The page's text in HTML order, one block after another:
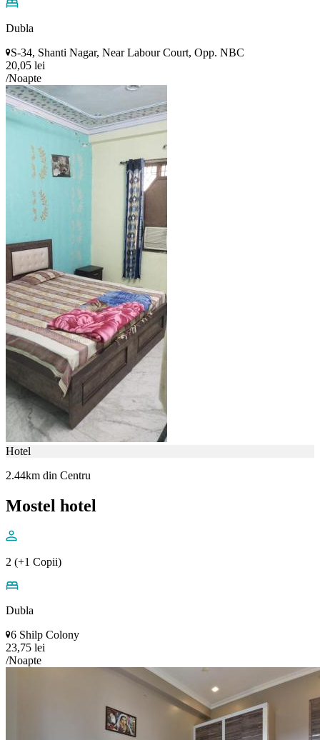
Dubla
S-34, Shanti Nagar, Near Labour Court, Opp. NBC
20,05 lei
/Noapte
Hotel
2.44km din Centru
Mostel hotel
2 (+1 Copii)
Dubla
6 Shilp Colony
23,75 lei
/Noapte